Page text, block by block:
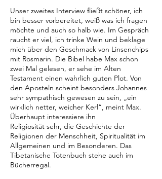
Unser zweites Interview fließt schöner, ich
bin besser vorbereitet, weiß was ich fragen
möchte und auch so halb wie. Im Gespräch
raucht er viel, ich trinke Wein und beklage
mich über den Geschmack von Linsenchips
mit Rosmarin. Die Bibel habe Max schon
zwei Mal gelesen, er sehe im Alten
Testament einen wahrlich guten Plot. Von
den Aposteln scheint besonders Johannes
sehr sympathisch gewesen zu sein, „ein
wirklich netter, weicher Kerl“, meint Max.
Überhaupt interessiere ihn
Religiosität sehr, die Geschichte der
Religionen der Menschheit, Spiritualität im
Allgemeinen und im Besonderen. Das
Tibetanische Totenbuch stehe auch im
Bücherregal.